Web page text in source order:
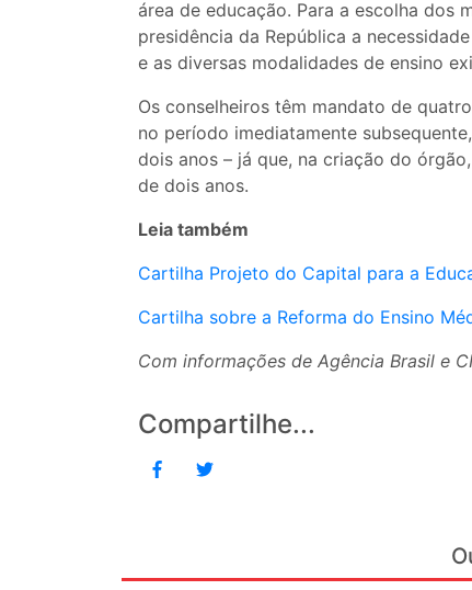
área de educação. Para a escolha dos
presidência da República a
e as diversas modalidades de ensino
Os conselheiros têm mandato de
no período imediatamente
dois anos – já que, na criação do
de dois anos.
Leia também
Cartilha Projeto do Capital para a
Cartilha sobre a Reforma do Ensino
Com informações de Agência Brasil e
Compartilhe...